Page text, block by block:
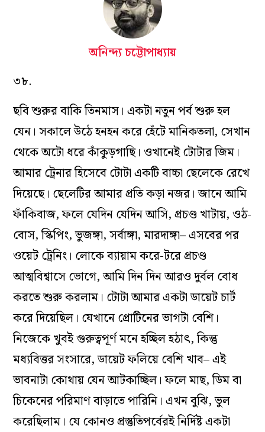
অনিন্দ্য চট্টোপাধ্যায়
৩৮.
ছবি শুরুর বাকি তিনমাস। একটা নতুন পর্ব শুরু হল
যেন। সকালে উঠে হনহন করে হেঁটে মানিকতলা, সেখান
থেকে অটো ধরে কাঁকুড়গাছি। ওখানেই টোটার জিম।
আমার ট্রেনার হিসেবে টোটা একটি বাচ্চা ছেলেকে রেখে
দিয়েছে। ছেলেটির আমার প্রতি কড়া নজর। জানে আমি
ফাঁকিবাজ, ফলে যেদিন যেদিন আসি, প্রচণ্ড খাটায়, ওঠ-
বোস, স্কিপিং, ভুজঙ্গা, সর্বাঙ্গা, মারদাঙ্গা– এসবের পর
ওয়েট ট্রেনিং। লোকে ব‌্যায়াম করে-টরে প্রচণ্ড
আত্মবিশ্বাসে ভোগে, আমি দিন দিন আরও দুর্বল বোধ
করতে শুরু করলাম। টোটা আমার একটা ডায়েট চার্ট
করে দিয়েছিল। যেখানে প্রোটিনের ভাগটা বেশি।
নিজেকে খুবই গুরুত্বপূর্ণ মনে হচ্ছিল হঠাৎ, কিন্তু
মধ‌্যবিত্তর সংসারে, ডায়েট ফলিয়ে বেশি খাব– এই
ভাবনাটা কোথায় যেন আটকাচ্ছিল। ফলে মাছ, ডিম বা
চিকেনের পরিমাণ বাড়াতে পারিনি। এখন বুঝি, ভুল
করেছিলাম। যে কোনও প্রস্তুতিপর্বেরই নির্দিষ্ট একটা